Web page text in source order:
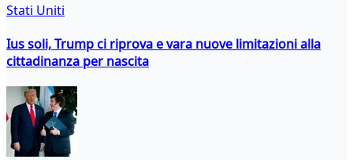
Stati Uniti
Ius soli, Trump ci riprova e vara nuove limitazioni alla
cittadinanza per nascita